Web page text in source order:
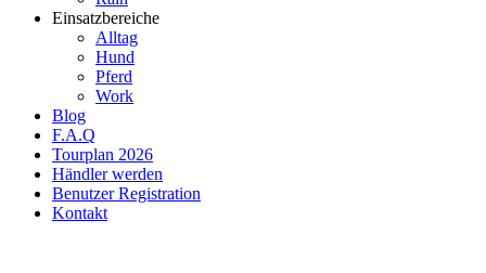
Einsatzbereiche
Alltag
Hund
Pferd
Work
Blog
F.A.Q
Tourplan 2026
Händler werden
Benutzer Registration
Kontakt